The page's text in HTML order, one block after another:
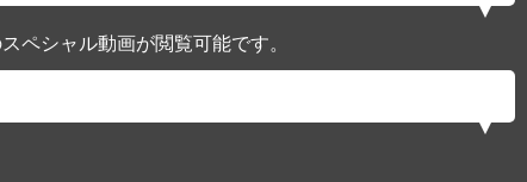
ペシャル動画が閲覧可能です。